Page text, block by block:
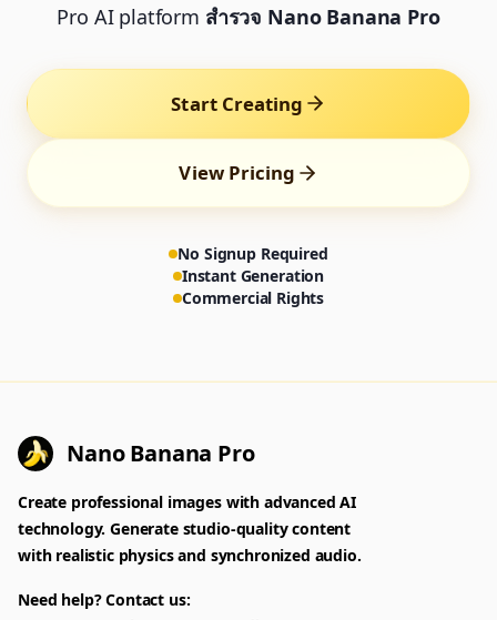
Pro AI platform สำรวจ Nano Banana Pro
Start Creating
View Pricing
No Signup Required
Instant Generation
Commercial Rights
Nano Banana Pro
Create professional images with advanced AI
technology. Generate studio-quality content
with realistic physics and synchronized audio.
Need help? Contact us: